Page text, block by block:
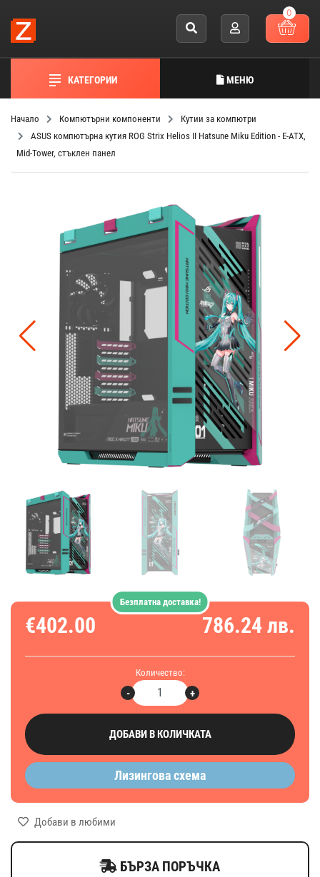
0
КАТЕГОРИИ МЕНЮ
Начало Компютърни компоненти
Кутии за компютри
ASUS компютърна кутия ROG Strix Helios II Hatsune Miku Edition - E-ATX,
Mid-Tower, стъклен панел
€402.00 786.24 лв.
Количество:
+
-
ДОБАВИ В КОЛИЧКАТА
Безплатна доставка!
Лизингова схема
Добави в любими
БЪРЗА ПОРЪЧКА